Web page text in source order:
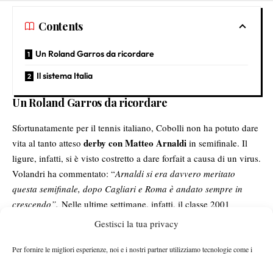
Gestisci la tua privacy
Per fornire le migliori esperienze, noi e i nostri partner utilizziamo tecnologie come i
Contents
Un Roland Garros da ricordare
Il sistema Italia
Un Roland Garros da ricordare
Sfortunatamente per il tennis italiano, Cobolli non ha potuto dare
vita al tanto atteso derby con Matteo Arnaldi in semifinale. Il
ligure, infatti, si è visto costretto a dare forfait a causa di un virus.
Volandri ha commentato: “Arnaldi si era davvero meritato
questa semifinale, dopo Cagliari e Roma è andato sempre in
crescendo”. Nelle ultime settimane, infatti, il classe 2001
sanremese era apparso in grande forma: “
suo fisico il tennis di Matteo ne risente“.